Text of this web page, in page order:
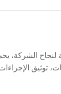
الشركة،
توثيق